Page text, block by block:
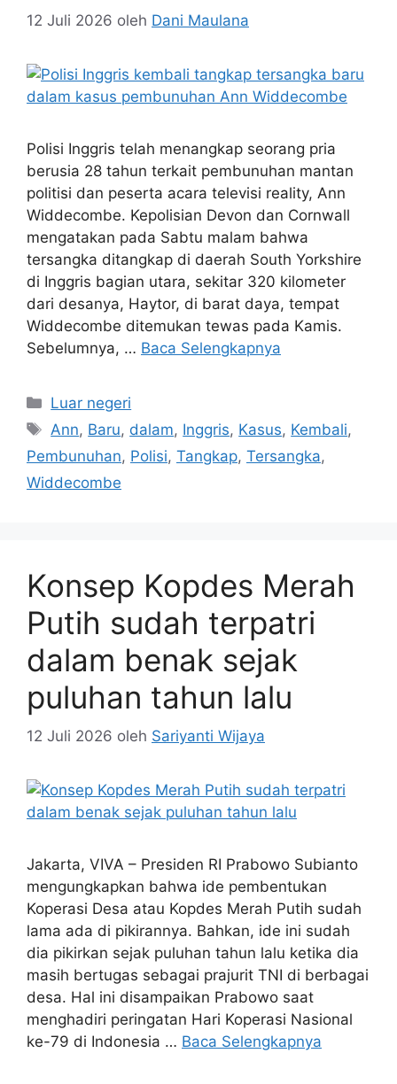
12 Juli 2026 oleh Dani Maulana
Polisi Inggris telah menangkap seorang pria
berusia 28 tahun terkait pembunuhan mantan
politisi dan peserta acara televisi reality, Ann
Widdecombe. Kepolisian Devon dan Cornwall
mengatakan pada Sabtu malam bahwa
tersangka ditangkap di daerah South Yorkshire
di Inggris bagian utara, sekitar 320 kilometer
dari desanya, Haytor, di barat daya, tempat
Widdecombe ditemukan tewas pada Kamis.
Sebelumnya, … Baca Selengkapnya
Kategori
Luar negeri
Tag
Ann, Baru, dalam, Inggris, Kasus, Kembali,
Pembunuhan, Polisi, Tangkap, Tersangka,
Widdecombe
Konsep Kopdes Merah
Putih sudah terpatri
dalam benak sejak
puluhan tahun lalu
12 Juli 2026 oleh Sariyanti Wijaya
Jakarta, VIVA – Presiden RI Prabowo Subianto
mengungkapkan bahwa ide pembentukan
Koperasi Desa atau Kopdes Merah Putih sudah
lama ada di pikirannya. Bahkan, ide ini sudah
dia pikirkan sejak puluhan tahun lalu ketika dia
masih bertugas sebagai prajurit TNI di berbagai
desa. Hal ini disampaikan Prabowo saat
menghadiri peringatan Hari Koperasi Nasional
ke-79 di Indonesia … Baca Selengkapnya